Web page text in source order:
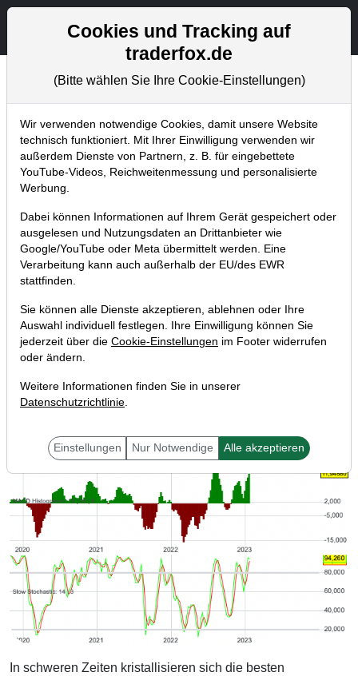
Aktien- und Artikelsuche
Chartanalysen
Home Blog Chartanalysen
Chartanalyse LVMH: Sky is the limit
– jetzt noch schnell einsteigen?
28.01.2023 um 12:41 Uhr | P. Uhlschmied
In schweren Zeiten kristallisieren sich die besten
Cookies und Tracking auf
traderfox.de
(Bitte wählen Sie Ihre Cookie-Einstellungen)
Wir verwenden notwendige Cookies, damit unsere Website
technisch funktioniert. Mit Ihrer Einwilligung verwenden wir
außerdem Dienste von Partnern, z. B. für eingebettete
YouTube-Videos, Reichweitenmessung und personalisierte
Werbung.
Dabei können Informationen auf Ihrem Gerät gespeichert oder
ausgelesen und Nutzungsdaten an Drittanbieter wie
Google/YouTube oder Meta übermittelt werden. Eine
Verarbeitung kann auch außerhalb der EU/des EWR
stattfinden.
Sie können alle Dienste akzeptieren, ablehnen oder Ihre
Auswahl individuell festlegen. Ihre Einwilligung können Sie
jederzeit über die Cookie-Einstellungen im Footer widerrufen
oder ändern.
Weitere Informationen finden Sie in unserer
Datenschutzrichtlinie.
Einstellungen Nur Notwendige Alle akzeptieren